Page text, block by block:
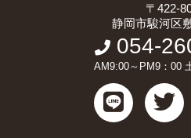
〒422-
静岡市駿河区
054-
AM9:00～PM9：00